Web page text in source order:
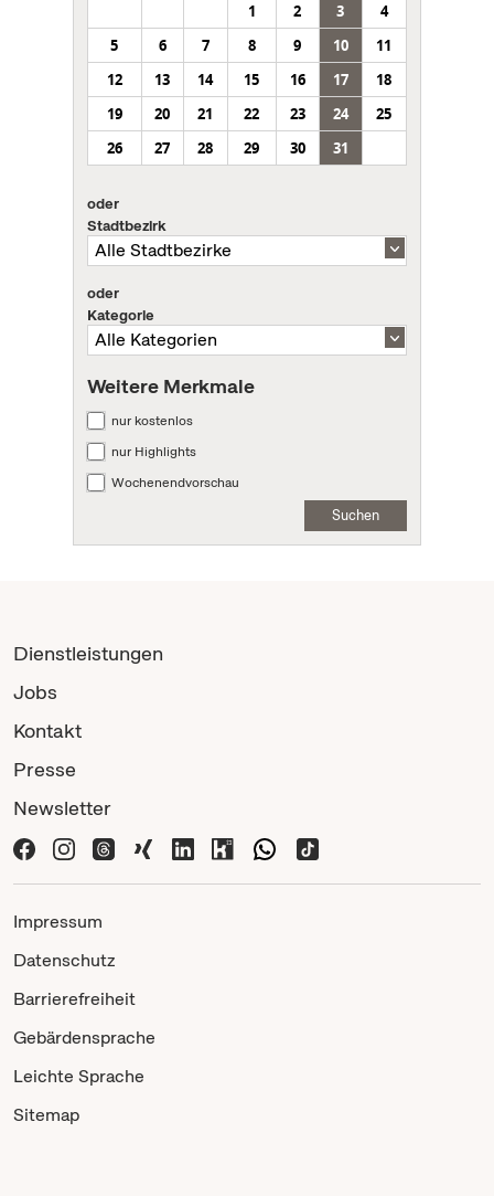
1
2 3
4
5
6 7 8 9 10
11
12
13 14 15 16 17
18
19
20 21 22 23 24
25
26
27 28 29 30 31
oder
Stadtbezirk
oder
Kategorie
Weitere Merkmale
nur kostenlos
nur Highlights
Wochenendvorschau
Suchen
Dienstleistungen
Jobs
Kontakt
Presse
Newsletter
Impressum
Datenschutz
Barrierefreiheit
Gebärdensprache
Leichte Sprache
Sitemap